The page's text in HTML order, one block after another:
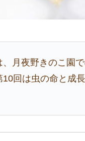
月夜野きのこ園
回は虫の命と成